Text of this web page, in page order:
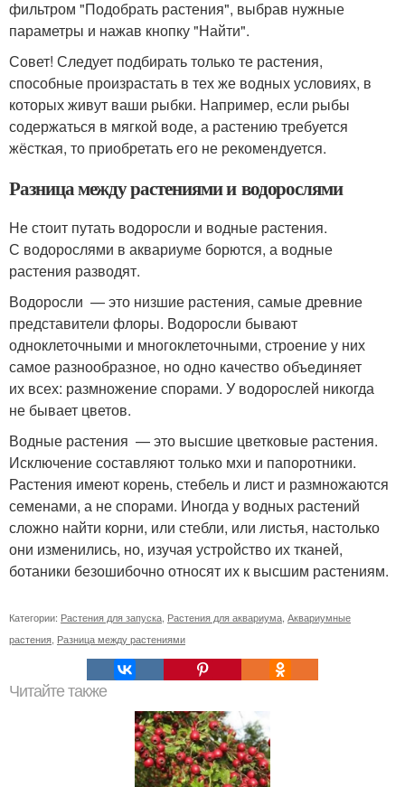
фильтром "Подобрать растения", выбрав нужные
параметры и нажав кнопку "Найти".
Совет! Следует подбирать только те растения,
способные произрастать в тех же водных условиях, в
которых живут ваши рыбки. Например, если рыбы
содержаться в мягкой воде, а растению требуется
жёсткая, то приобретать его не рекомендуется.
Разница между растениями и водорослями
Не стоит путать водоросли и водные растения.
С водорослями в аквариуме борются, а водные
растения разводят.
Водоросли — это низшие растения, самые древние
представители флоры. Водоросли бывают
одноклеточными и многоклеточными, строение у них
самое разнообразное, но одно качество объединяет
их всех: размножение спорами. У водорослей никогда
не бывает цветов.
Водные растения — это высшие цветковые растения.
Исключение составляют только мхи и папоротники.
Растения имеют корень, стебель и лист и размножаются
семенами, а не спорами. Иногда у водных растений
сложно найти корни, или стебли, или листья, настолько
они изменились, но, изучая устройство их тканей,
ботаники безошибочно относят их к высшим растениям.
Категории: Растения для запуска Растения для аквариума Аквариумные
растения Разница между растениями
Читайте также